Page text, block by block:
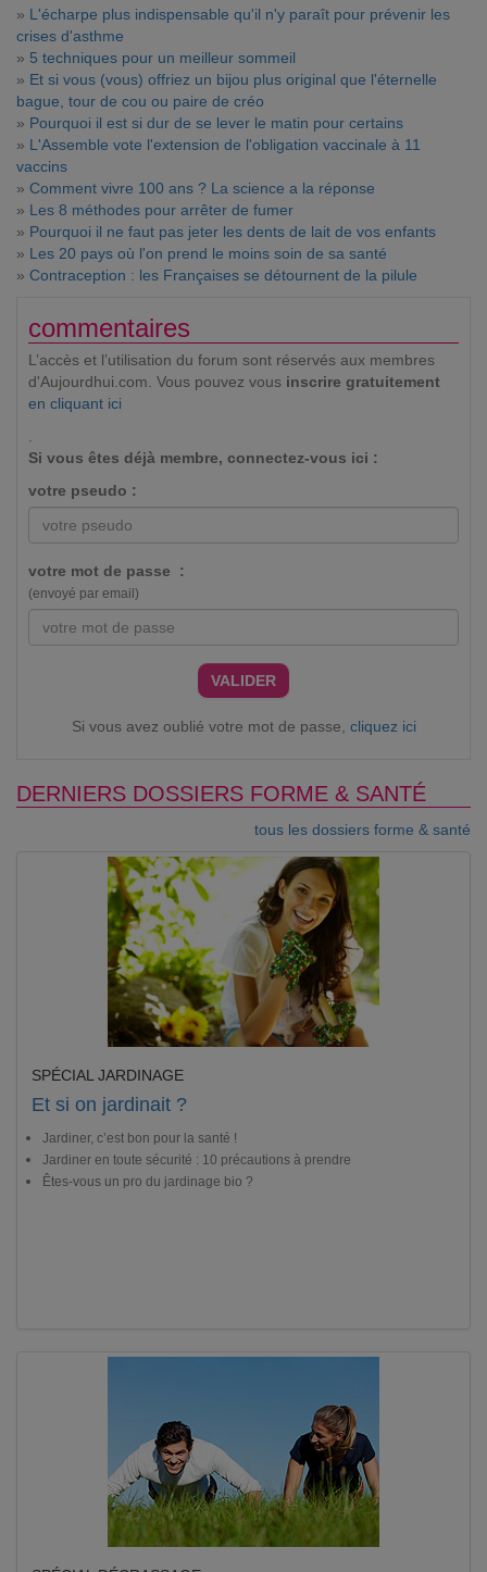
» L'écharpe plus indispensable qu'il n'y paraît pour prévenir les
crises d'asthme
» 5 techniques pour un meilleur sommeil
» Et si vous (vous) offriez un bijou plus original que l'éternelle
bague, tour de cou ou paire de créo
» Pourquoi il est si dur de se lever le matin pour certains
» L'Assemble vote l'extension de l'obligation vaccinale à 11
vaccins
» Comment vivre 100 ans ? La science a la réponse
» Les 8 méthodes pour arrêter de fumer
» Pourquoi il ne faut pas jeter les dents de lait de vos enfants
» Les 20 pays où l'on prend le moins soin de sa santé
» Contraception : les Françaises se détournent de la pilule
commentaires
L’accès et l’utilisation du forum sont réservés aux membres
d'Aujourdhui.com. Vous pouvez vous inscrire gratuitement
en cliquant ici
.
Si vous êtes déjà membre, connectez-vous ici :
votre pseudo :
votre mot de passe :
(envoyé par email)
VALIDER
Si vous avez oublié votre mot de passe, cliquez ici
DERNIERS DOSSIERS FORME & SANTÉ
tous les dossiers forme & santé
SPÉCIAL JARDINAGE
Et si on jardinait ?
Jardiner, c’est bon pour la santé !
Jardiner en toute sécurité : 10 précautions à prendre
Êtes-vous un pro du jardinage bio ?